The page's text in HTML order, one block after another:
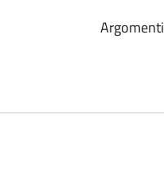
Argomenti